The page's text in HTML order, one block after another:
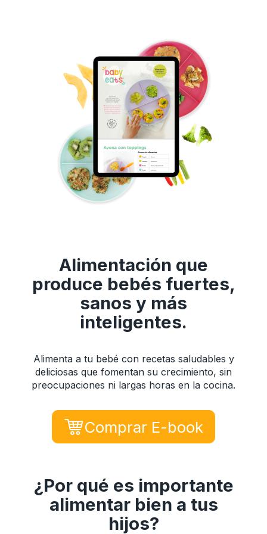
Alimentación que
produce bebés fuertes,
sanos y más
inteligentes.
Alimenta a tu bebé con recetas saludables y
deliciosas que fomentan su crecimiento, sin
preocupaciones ni largas horas en la cocina.
Comprar E-book
¿Por qué es importante
alimentar bien a tus
hijos?